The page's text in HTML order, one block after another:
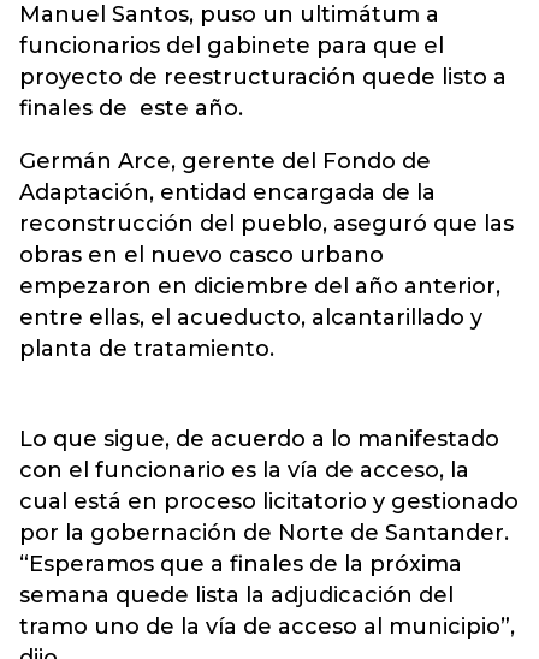
Manuel Santos, puso un ultimátum a
funcionarios del gabinete para que el
proyecto de reestructuración quede listo a
finales de este año.
Germán Arce, gerente del Fondo de
Adaptación, entidad encargada de la
reconstrucción del pueblo, aseguró que las
obras en el nuevo casco urbano
empezaron en diciembre del año anterior,
entre ellas, el acueducto, alcantarillado y
planta de tratamiento.
Lo que sigue, de acuerdo a lo manifestado
con el funcionario es la vía de acceso, la
cual está en proceso licitatorio y gestionado
por la gobernación de Norte de Santander.
“Esperamos que a finales de la próxima
semana quede lista la adjudicación del
tramo uno de la vía de acceso al municipio”,